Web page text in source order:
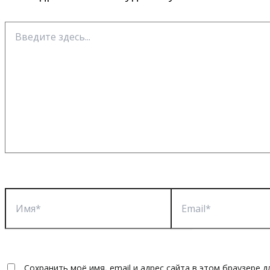
здесь...
Имя* Email*